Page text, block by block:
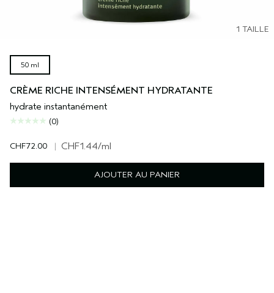
1 TAILLE
50 ml
CRÈME RICHE INTENSÉMENT HYDRATANTE
hydrate instantanément
(0)
CHF72.00 | CHF1.44/ml
AJOUTER AU PANIER